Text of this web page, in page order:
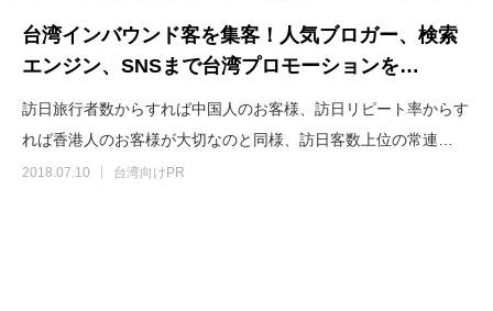
台湾インバウンド客を集客！人気ブロガー、検索
エンジン、SNSまで台湾プロモーションを…
訪日旅行者数からすれば中国人のお客様、訪日リピート率からす
れば香港人のお客様が大切なのと同様、訪日客数上位の常連…
2018.07.10 台湾向けPR